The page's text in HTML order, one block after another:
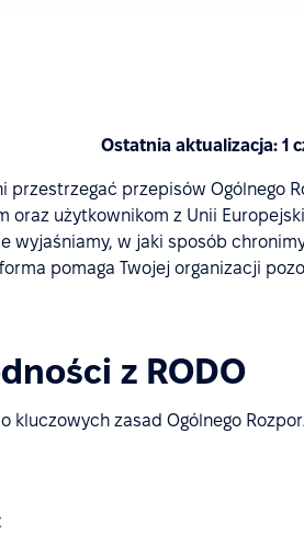
Ostatnia aktualizacja: 1
przestrzegać przepisów Ogólnego
oraz użytkownikom z Unii
w jaki sposób
pomaga Twojej organizacji
z RODO
zasad Ogólnego